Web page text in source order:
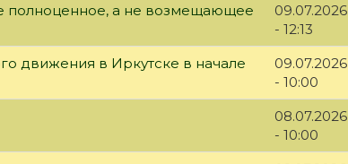
полноценное, а не возмещающее
09.07.2026
- 12:13
движения в Иркутске в начале
09.07.2026
- 10:00
08.07.2026
- 10:00